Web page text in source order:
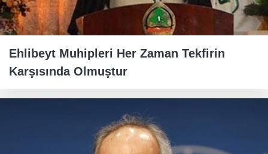
Ehlibeyt Muhipleri Her Zaman Tekfirin
Karşısında Olmuştur